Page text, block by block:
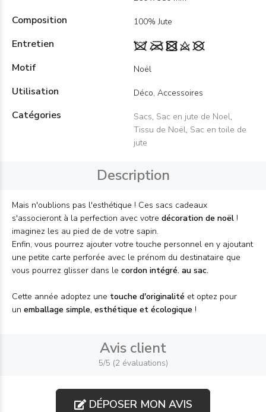
Composition 100% Jute
Entretien
Motif
Noël
Utilisation Déco, Accessoires
Catégories Sacs, Sac en jute de Noel,
Tissu de Noël, Sac en toile de
jute
Description
Mais n'oublions pas l'esthétique ! Ces sacs cadeaux
s'associeront à la perfection avec votre décoration de noël !
imaginez les au pied de de votre sapin.
Enfin, vous pourrez ajouter votre touche personnel en y ajoutant
une petite carte perforée avec le prénom du destinataire que
vous pourrez glisser dans le cordon intégré. au sac.
Cette année adoptez une touche d'originalité et optez pour
un emballage simple, esthétique et écologique !
Avis client
5/5 (2 évaluations)
DÉPOSER MON AVIS